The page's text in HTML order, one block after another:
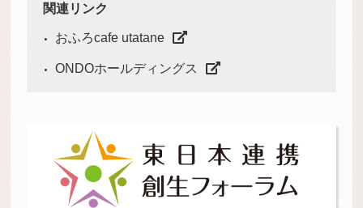
関連リンク
おふろcafe utatane
ONDOホールディングス